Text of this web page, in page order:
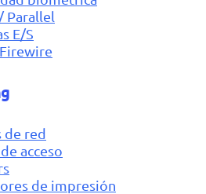
Parallel
E/S
de red
acceso
de impresión